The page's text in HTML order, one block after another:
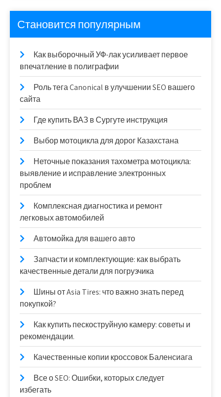
Становится популярным
Как выборочный УФ-лак усиливает первое
впечатление в полиграфии
Роль тега Canonical в улучшении SEO вашего
сайта
Где купить ВАЗ в Сургуте инструкция
Выбор мотоцикла для дорог Казахстана
Неточные показания тахометра мотоцикла:
выявление и исправление электронных
проблем
Комплексная диагностика и ремонт
легковых автомобилей
Автомойка для вашего авто
Запчасти и комплектующие: как выбрать
качественные детали для погрузчика
Шины от Asia Tires: что важно знать перед
покупкой?
Как купить пескоструйную камеру: советы и
рекомендации.
Качественные копии кроссовок Баленсиага
Все о SEO: Ошибки, которых следует
избегать